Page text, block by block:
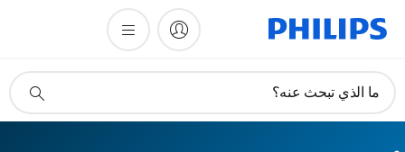
دعم
ما الذي تبحث عنه؟